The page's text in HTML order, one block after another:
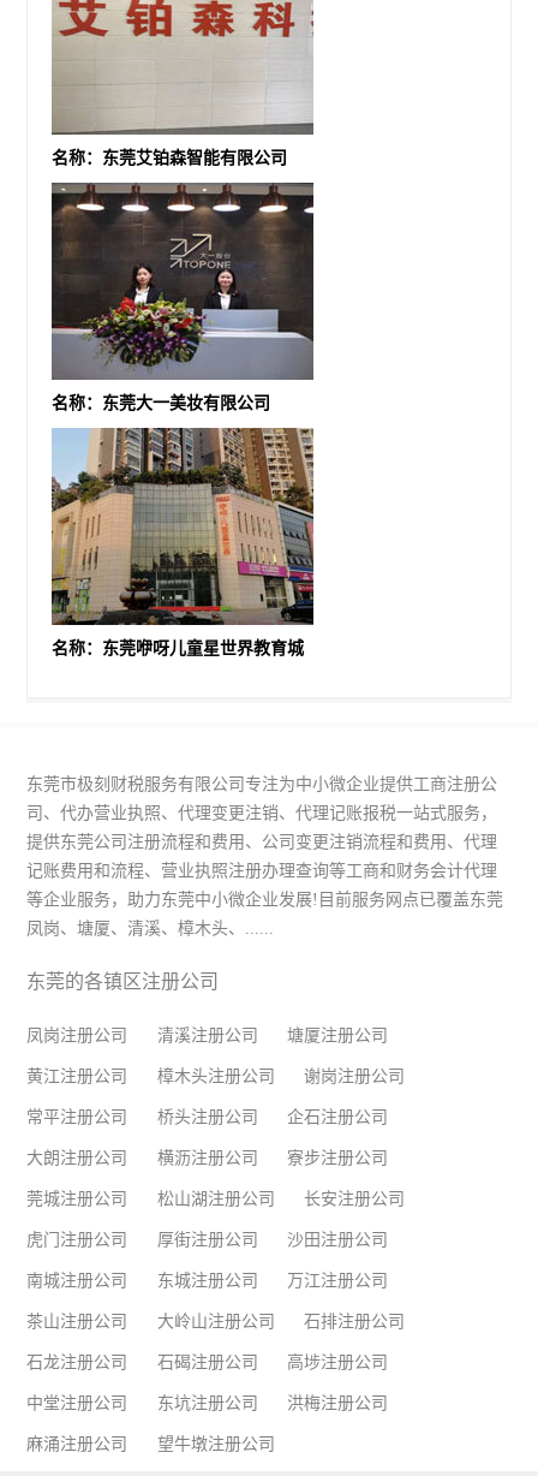
名称：东莞艾铂森智能有限公司
名称：东莞大一美妆有限公司
名称：东莞咿呀儿童星世界教育城
东莞市极刻财税服务有限公司专注为中小微企业提供工商注册公
司、代办营业执照、代理变更注销、代理记账报税一站式服务，
提供东莞公司注册流程和费用、公司变更注销流程和费用、代理
记账费用和流程、营业执照注册办理查询等工商和财务会计代理
等企业服务，助力东莞中小微企业发展!目前服务网点已覆盖东莞
凤岗、塘厦、清溪、樟木头、......
东莞的各镇区注册公司
凤岗注册公司 清溪注册公司 塘厦注册公司
黄江注册公司 樟木头注册公司 谢岗注册公司
常平注册公司 桥头注册公司 企石注册公司
大朗注册公司 横沥注册公司 寮步注册公司
莞城注册公司 松山湖注册公司 长安注册公司
虎门注册公司 厚街注册公司 沙田注册公司
南城注册公司 东城注册公司 万江注册公司
茶山注册公司 大岭山注册公司 石排注册公司
石龙注册公司 石碣注册公司 高埗注册公司
中堂注册公司 东坑注册公司 洪梅注册公司
麻涌注册公司 望牛墩注册公司